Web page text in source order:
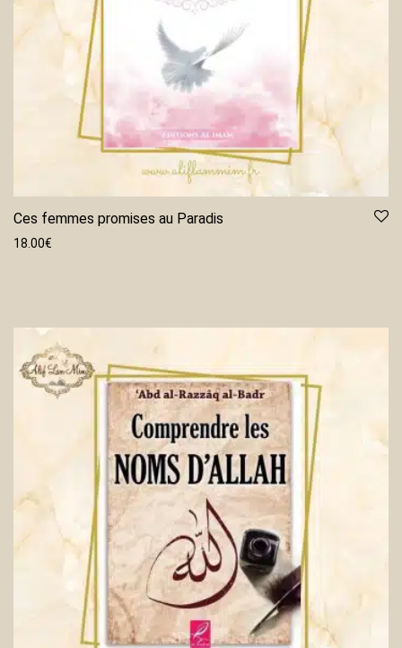
Ces femmes promises au Paradis
18.00€